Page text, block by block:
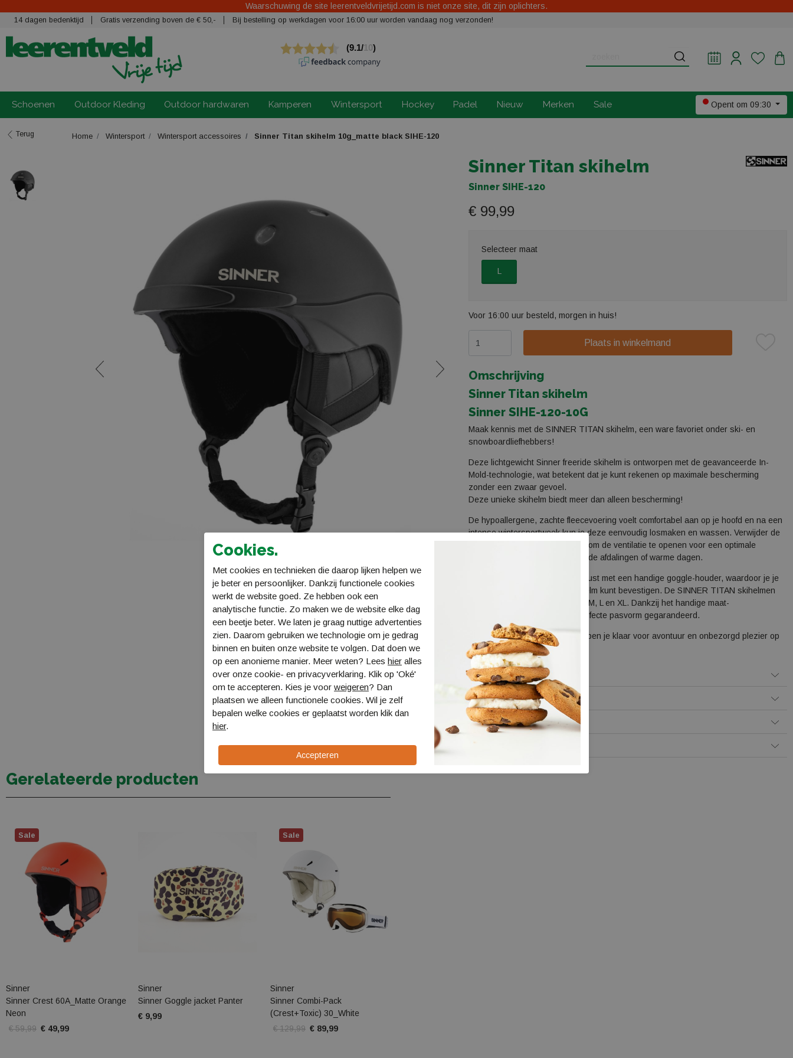
Waarschuwing de site leerentveldvrijetijd.com is niet onze site, dit zijn oplichters.
14 dagen bedenktijd Gratis verzending boven de € 50,- Bij bestelling op werkdagen voor 16:00 uur worden vandaag nog verzonden!
Schoenen Outdoor Kleding Outdoor hardwaren Kamperen Wintersport Hockey Padel Nieuw Merken Sale Opent om 09:30
Terug Home Wintersport Wintersport accessoires Sinner Titan skihelm 10g_matte black SIHE-120
Sinner Titan skihelm
Sinner SIHE-120
€ 99,99
Selecteer maat
L
Voor 16:00 uur besteld, morgen in huis!
Plaats in winkelmand
Omschrijving
Sinner Titan skihelm
Sinner SIHE-120-10G
Maak kennis met de SINNER TITAN skihelm, een ware favoriet onder ski- en
snowboardliefhebbers!
Deze lichtgewicht Sinner freeride skihelm is ontworpen met de geavanceerde In-
Mold-technologie, wat betekent dat je kunt rekenen op maximale bescherming
zonder een zwaar gevoel.
Deze unieke skihelm biedt meer dan alleen bescherming!
De hypoallergene, zachte fleecevoering voelt comfortabel aan op je hoofd en na een
intense wintersportweek kun je deze eenvoudig losmaken en wassen. Verwijder de
rubberen hoesjes in de voering om de ventilatie te openen voor een optimale
luchtcirculatie tijdens inspannende afdalingen of warme dagen.
De SINNER TITAN is ook uitgerust met een handige goggle-houder, waardoor je je
favoriete skibril stevig aan de helm kunt bevestigen. De SINNER TITAN skihelmen
zijn beschikbaar in de maten S, M, L en XL. Dankzij het handige maat-
aanpassingssysteem is een perfecte pasvorm gegarandeerd.
Met de SINNER TITAN skihelm ben je klaar voor avontuur en onbezorgd plezier op
de piste.
Specificaties
Bestellen en Betalen
Verzending en levering
Gerelateerde producten
Sinner
Sinner Crest 60A_Matte Orange
Neon
€ 59,99 € 49,99
Sale
Sinner
Sinner Goggle jacket Panter
€ 9,99
Sinner
Sinner Combi-Pack
(Crest+Toxic) 30_White
€ 129,99 € 89,99
Sale
Cookies.
Met cookies en technieken die daarop lijken helpen we
je beter en persoonlijker. Dankzij functionele cookies
werkt de website goed. Ze hebben ook een
analytische functie. Zo maken we de website elke dag
een beetje beter. We laten je graag nuttige advertenties
zien. Daarom gebruiken we technologie om je gedrag
binnen en buiten onze website te volgen. Dat doen we
op een anonieme manier. Meer weten? Lees hier alles
over onze cookie- en privacyverklaring. Klik op 'Oké'
om te accepteren. Kies je voor weigeren? Dan
plaatsen we alleen functionele cookies. Wil je zelf
bepalen welke cookies er geplaatst worden klik dan
hier.